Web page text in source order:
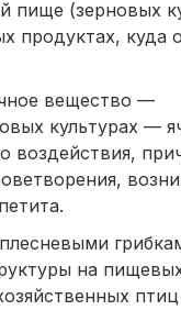
пище (зерновых
продуктах, куда
вещество —
культурах —
воздействия,
на